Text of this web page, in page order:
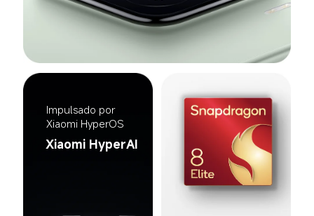
Impulsado por
Xiaomi HyperOS
Xiaomi HyperAI